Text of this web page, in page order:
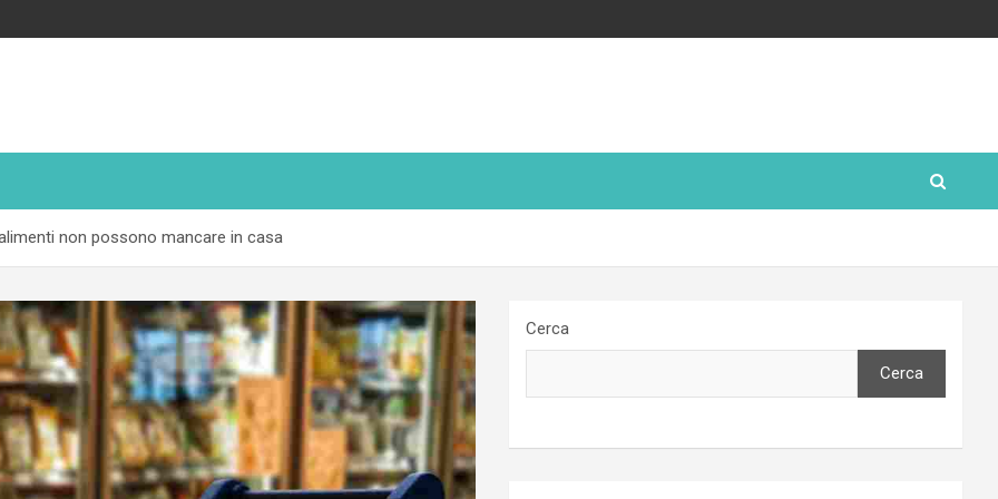
non possono mancare in casa
Cerca
Cerca